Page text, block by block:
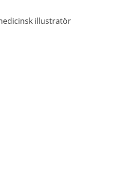
illustratör